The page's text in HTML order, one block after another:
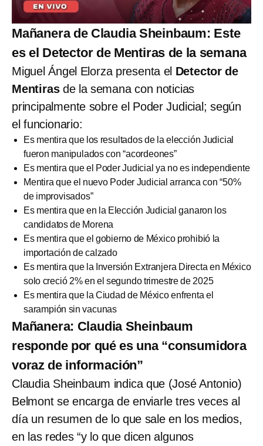
Mañanera de Claudia Sheinbaum: Este
es el Detector de Mentiras de la semana
Miguel Ángel Elorza presenta el Detector de
Mentirasde la semana con noticias
principalmente sobre el Poder Judicial; según
el funcionario:
Es mentira que los resultados de la elección Judicial
fueron manipulados con “acordeones”
Es mentira que el Poder Judicial ya no es independiente
Mentira que el nuevo Poder Judicial arranca con “50%
de improvisados”
Es mentira que en la Elección Judicial ganaron los
candidatos de Morena
Es mentira que el gobierno de México prohibió la
importación de calzado
Es mentira que la Inversión Extranjera Directa en México
solo creció 2% en el segundo trimestre de 2025
Es mentira que la Ciudad de México enfrenta el
sarampión sin vacunas
Mañanera: Claudia Sheinbaum
responde por qué es una “consumidora
voraz de información”
Claudia Sheinbaum indica que (José Antonio)
Belmont se encarga de enviarle tres veces al
día un resumen de lo que sale en los medios,
en las redes “y lo que dicen algunos